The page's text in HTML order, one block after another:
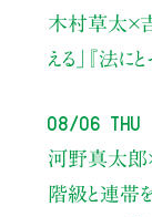
木村草太×
える」
『法に
08/06 Thu
河野真太郎
階級と連帯を